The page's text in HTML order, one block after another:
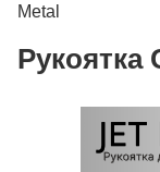
Metal
Рукоятка